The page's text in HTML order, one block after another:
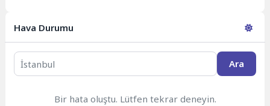
Hava Durumu
Ara
Bir hata oluştu. Lütfen tekrar deneyin.